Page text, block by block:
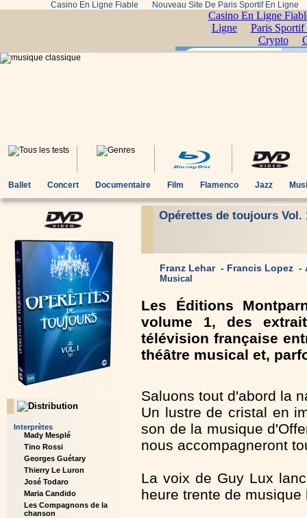
Casino En Ligne Fiable Nouveau Site De Paris Sportif En Ligne
Ballet Concert Documentaire Film Flamenco Jazz
Interprètes
Mady Mesplé
Tino Rossi
Georges Guétary
Thierry Le Luron
José Todaro
Maria Candido
Les Compagnons de la
chanson
Opérettes de toujours Vol.
Franz Lehar - Francis Lopez -
Musical
Les Éditions
volume 1, des
télévision française
théâtre musical et,
Saluons tout d'abord la
Un lustre de cristal en
son de la musique
nous accompagneront
La voix de Guy Lux
heure trente de musique